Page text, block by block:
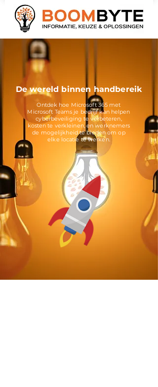
De wereld binnen handbereik
Ontdek hoe Microsoft 365 met
Microsoft Teams je bedrijf kan helpen
cyberbeveiliging te verbeteren,
kosten te verkleinen, en werknemers
de mogelijkheid te bieden om op
elke locatie te werken.